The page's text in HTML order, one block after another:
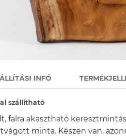
INFÓ
szállítható
falra akasztható
minta. Készen van,